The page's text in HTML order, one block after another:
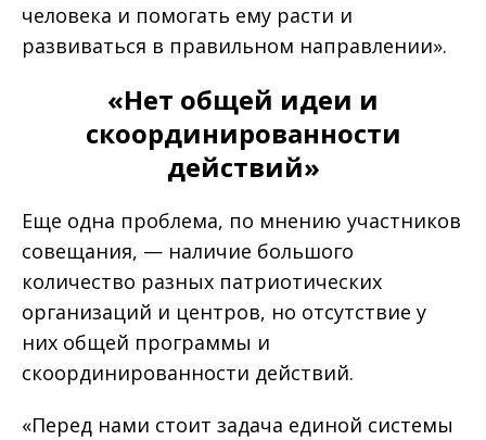
человека и помогать ему расти и
развиваться в правильном направлении».
«Нет общей идеи и
скоординированности
действий»
Еще одна проблема, по мнению участников
совещания, — наличие большого
количество разных патриотических
организаций и центров, но отсутствие у
них общей программы и
скоординированности действий.
«Перед нами стоит задача единой системы